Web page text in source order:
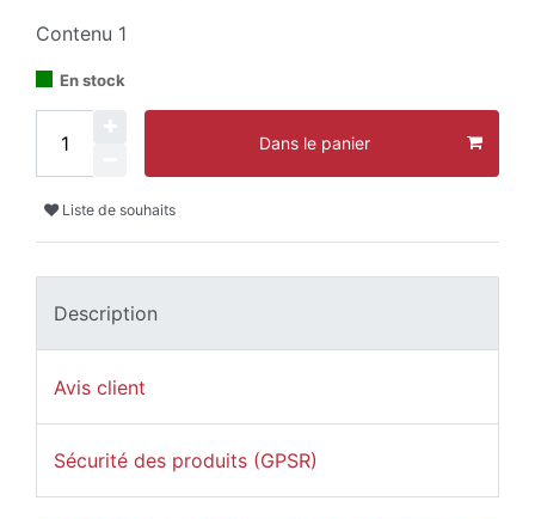
Contenu 1
En stock
Dans le panier
Liste de souhaits
Description
Avis client
Sécurité des produits (GPSR)